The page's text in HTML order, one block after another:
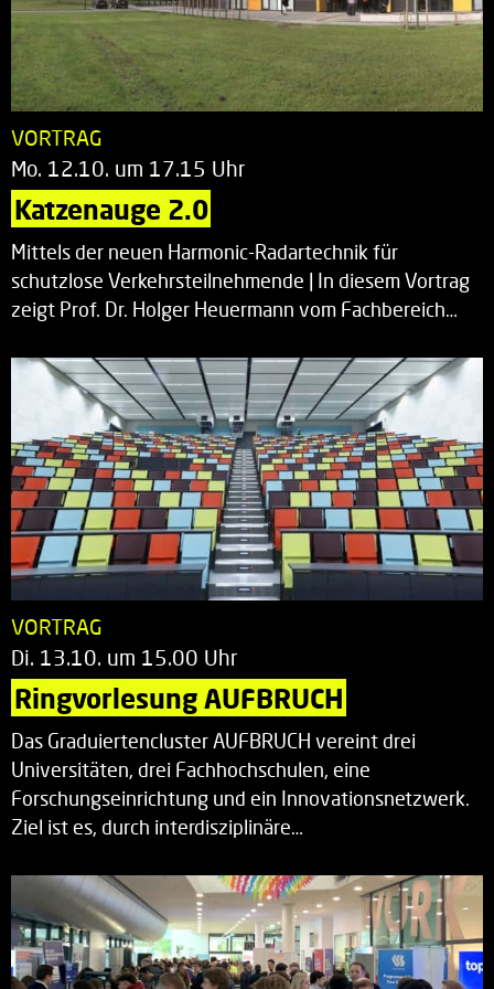
VORTRAG
Mo. 12.10. um 17.15 Uhr
Katzenauge 2.0
Mittels der neuen Harmonic-Radartechnik für
schutzlose Verkehrsteilnehmende | In diesem Vortrag
zeigt Prof. Dr. Holger Heuermann vom Fachbereich…
VORTRAG
Di. 13.10. um 15.00 Uhr
Ringvorlesung AUFBRUCH
Das Graduiertencluster AUFBRUCH vereint drei
Universitäten, drei Fachhochschulen, eine
Forschungseinrichtung und ein Innovationsnetzwerk.
Ziel ist es, durch interdisziplinäre…